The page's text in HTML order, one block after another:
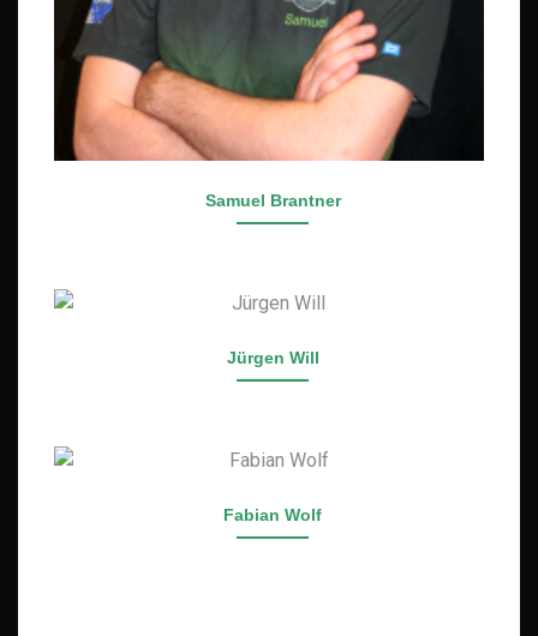
Samuel Brantner
Jürgen Will
Fabian Wolf